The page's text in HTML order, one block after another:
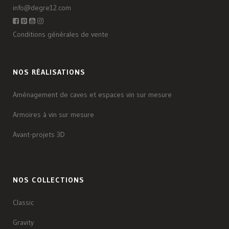
info@degre12.com
Conditions générales de vente
NOS RÉALISATIONS
Aménagement de caves et espaces vin sur mesure
Armoires à vin sur mesure
Avant-projets 3D
NOS COLLECTIONS
Classic
Gravity